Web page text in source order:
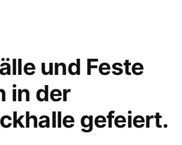
und Feste
in der
gefeiert.